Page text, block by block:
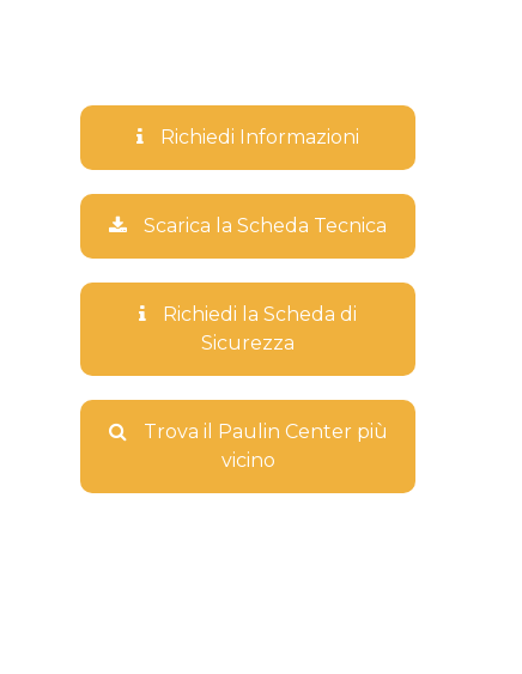
Richiedi Informazioni
Scarica la Scheda Tecnica
Richiedi la Scheda di
Sicurezza
Trova il Paulin Center più
vicino